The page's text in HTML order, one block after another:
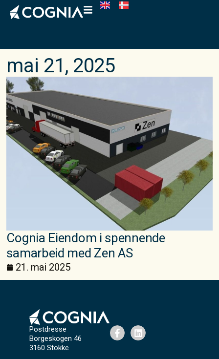
mai 21, 2025
Cognia Eiendom i spennende
samarbeid med Zen AS
21. mai 2025
Postdresse
Borgeskogen 46
3160 Stokke